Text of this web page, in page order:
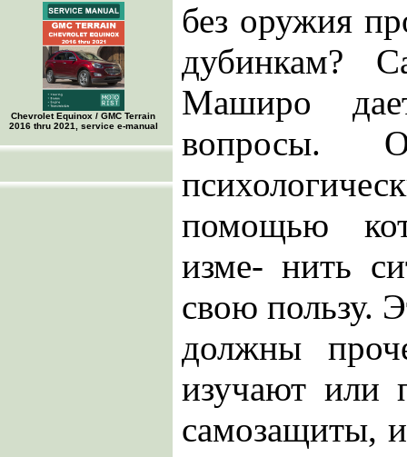
Chevrolet Equinox / GMC Terrain
2016 thru 2021, service e-manual
без оружия
дубинкам?
Маширо
вопросы.
помощью
изме- нить
свою пользу.
должны
изучают или
самозащиты,